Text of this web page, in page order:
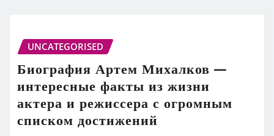
UNCATEGORISED
Биография Артем Михалков —
интересные факты из жизни
актера и режиссера с огромным
списком достижений